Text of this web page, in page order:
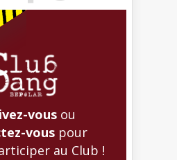
vous ou
vous pour
au Club !